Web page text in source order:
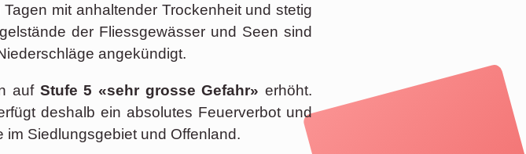
mit anhaltender Trockenheit und stetig
der Fliessgewässer und Seen sind
angekündigt.
auf Stufe 5 «sehr grosse Gefahr»erhöht.
deshalb ein absolutes Feuerverbot und
im Siedlungsgebiet und Offenland.